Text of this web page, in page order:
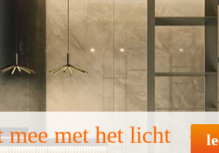
mee met het licht